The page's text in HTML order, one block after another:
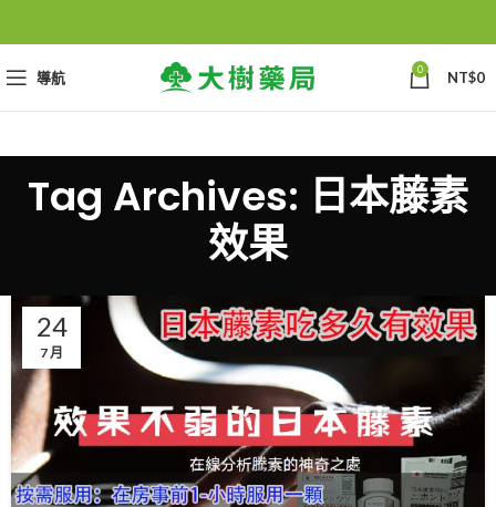
導航 0 NT$0
Tag Archives: 日本藤素
效果
24
7 月